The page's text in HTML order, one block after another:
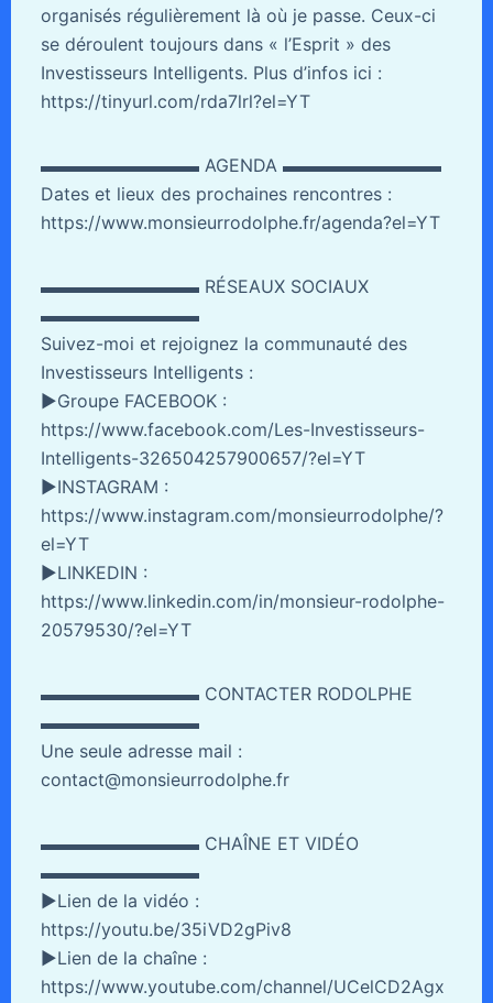
organisés régulièrement là où je passe. Ceux-ci
se déroulent toujours dans « l’Esprit » des
Investisseurs Intelligents. Plus d’infos ici :
https://tinyurl.com/rda7lrl?el=YT
▬▬▬▬▬▬▬▬▬ AGENDA ▬▬▬▬▬▬▬▬▬
Dates et lieux des prochaines rencontres :
https://www.monsieurrodolphe.fr/agenda?el=YT
▬▬▬▬▬▬▬▬▬ RÉSEAUX SOCIAUX
▬▬▬▬▬▬▬▬▬
Suivez-moi et rejoignez la communauté des
Investisseurs Intelligents :
►Groupe FACEBOOK :
https://www.facebook.com/Les-Investisseurs-
Intelligents-326504257900657/?el=YT
►INSTAGRAM :
https://www.instagram.com/monsieurrodolphe/?
el=YT
►LINKEDIN :
https://www.linkedin.com/in/monsieur-rodolphe-
20579530/?el=YT
▬▬▬▬▬▬▬▬▬ CONTACTER RODOLPHE
▬▬▬▬▬▬▬▬▬
Une seule adresse mail :
contact@monsieurrodolphe.fr
▬▬▬▬▬▬▬▬▬ CHAÎNE ET VIDÉO
▬▬▬▬▬▬▬▬▬
►Lien de la vidéo :
https://youtu.be/35iVD2gPiv8
►Lien de la chaîne :
https://www.youtube.com/channel/UCelCD2Agx